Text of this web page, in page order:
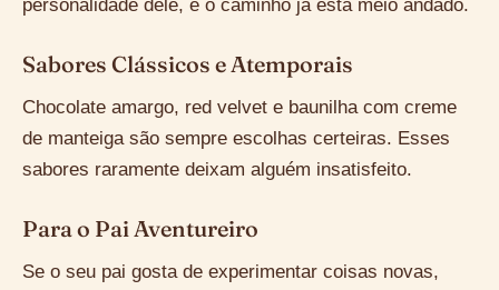
personalidade dele, e o caminho já está meio andado.
Sabores Clássicos e Atemporais
Chocolate amargo, red velvet e baunilha com creme
de manteiga são sempre escolhas certeiras. Esses
sabores raramente deixam alguém insatisfeito.
Para o Pai Aventureiro
Se o seu pai gosta de experimentar coisas novas,